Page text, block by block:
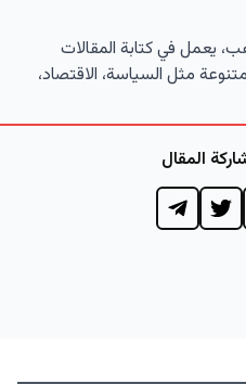
يعمل في كتابة المقالات
مثل السياسة، الاقتصاد،
المقال